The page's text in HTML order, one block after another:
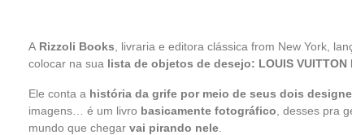
A Rizzoli Books , livraria e editora clássica from New York,
colocar na sua lista de objetos de desejo: LOUIS VUITTON
Ele conta a história da grife por meio de seus dois
imagens… é um livro basicamente fotográfico , desses pra
mundo que chegar vai pirando nele